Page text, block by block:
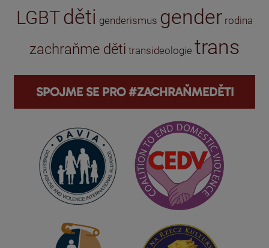
LGBT děti genderismus gender rodina
zachraňme děti transideologie trans
SPOJME SE PRO #ZACHRAŇMEDĚTI